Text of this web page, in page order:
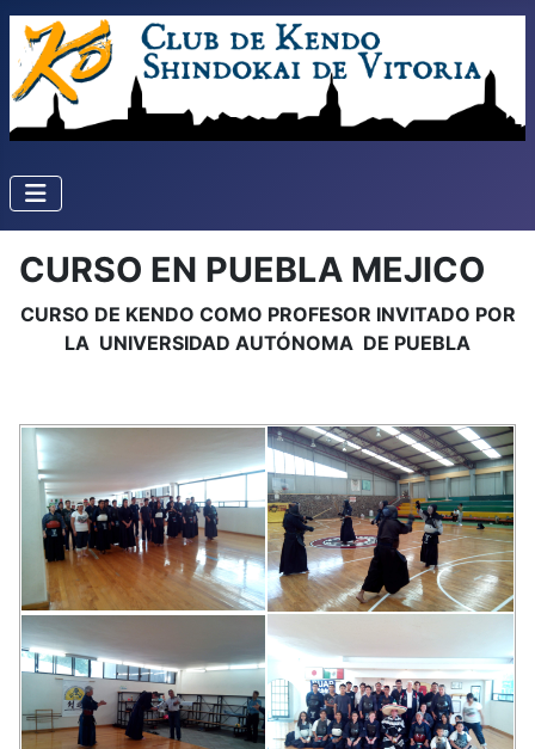
CURSO EN PUEBLA MEJICO
CURSO DE KENDO COMO PROFESOR INVITADO POR
LA UNIVERSIDAD AUTÓNOMA DE PUEBLA